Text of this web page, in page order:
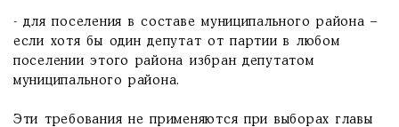
- для поселения в составе муниципального района –
если хотя бы один депутат от партии в любом
поселении этого района избран депутатом
муниципального района.
Эти требования не применяются при выборах главы